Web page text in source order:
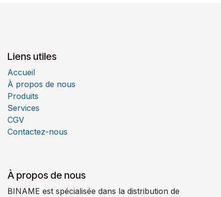
Liens utiles
Accueil
À propos de nous
Produits
Services
CGV
Contactez-nous
À propos de nous
BINAME est spécialisée dans la distribution de